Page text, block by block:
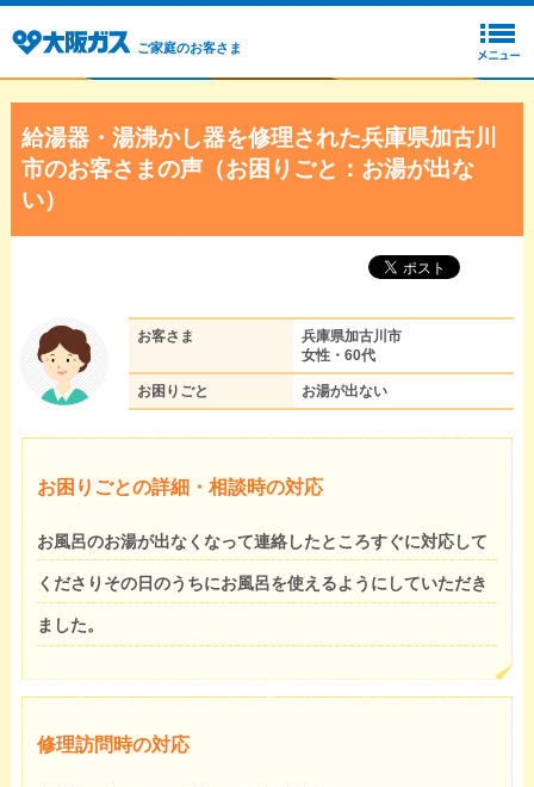
ご家庭のお客さま
給湯器・湯沸かし器を修理された兵庫県加古川
市のお客さまの声（お困りごと：お湯が出な
い）
お客さま
兵庫県加古川市
女性・60代
お困りごと お湯が出ない
お困りごとの詳細・相談時の対応
お風呂のお湯が出なくなって連絡したところすぐに対応して
くださりその日のうちにお風呂を使えるようにしていただき
ました。
修理訪問時の対応